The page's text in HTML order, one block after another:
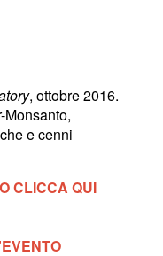
, ottobre 2016.
e cenni
CLICCA QUI